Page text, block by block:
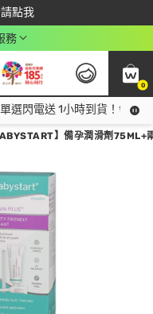
點我
$350
務
0
選閃電送 1小時到貨！領神
】備孕潤滑劑75ML+